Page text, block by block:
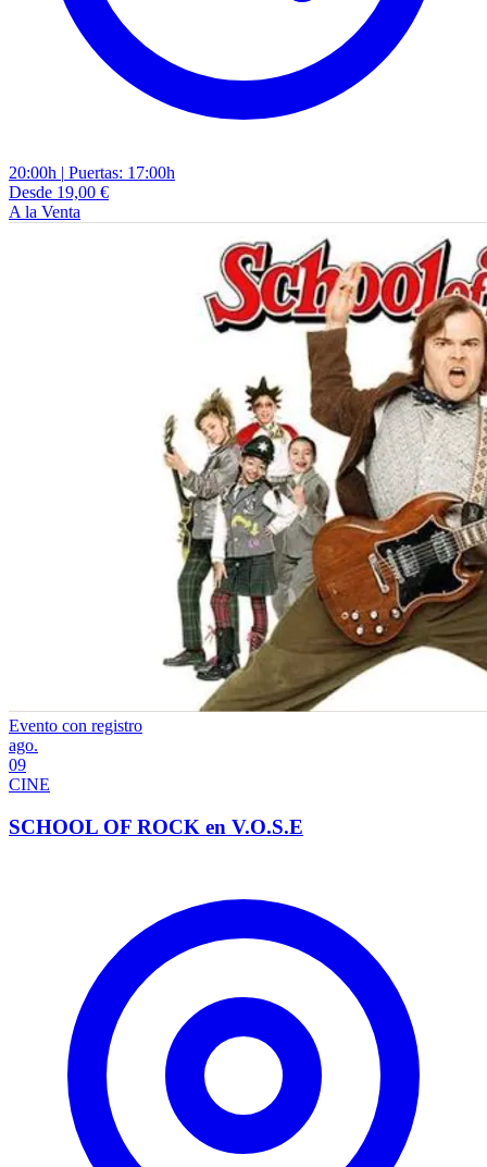
20:00h | Puertas: 17:00h
Desde 19,00 €
A la Venta
Evento con registro
ago.
09
CINE
SCHOOL OF ROCK en V.O.S.E